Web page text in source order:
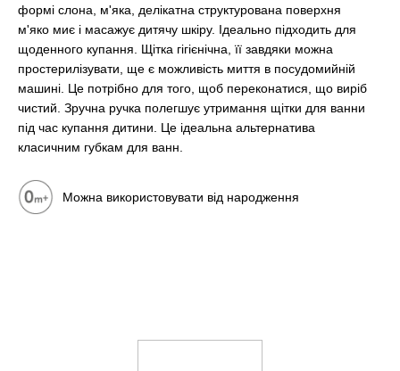
формі слона, м'яка, делікатна структурована поверхня
м'яко миє і масажує дитячу шкіру. Ідеально підходить для
щоденного купання. Щітка гігієнічна, її завдяки можна
простерилізувати, ще є можливість миття в посудомийній
машині. Це потрібно для того, щоб переконатися, що виріб
чистий. Зручна ручка полегшує утримання щітки для ванни
під час купання дитини. Це ідеальна альтернатива
класичним губкам для ванн.
Можна використовувати від народження